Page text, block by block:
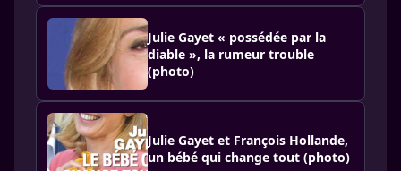
Julie Gayet « possédée par la
diable », la rumeur trouble
(photo)
Julie Gayet et François Hollande,
un bébé qui change tout (photo)